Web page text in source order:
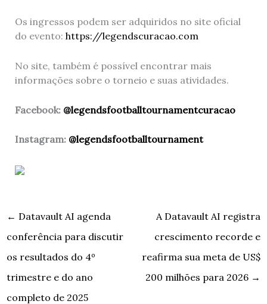
Os ingressos podem ser adquiridos no site oficial
do evento: https://legendscuracao.com
No site, também é possível encontrar mais
informações sobre o torneio e suas atividades.
Facebook: @legendsfootballtournamentcuracao
Instagram: @legendsfootballtournament
← Datavault AI agenda
conferência para discutir
os resultados do 4º
trimestre e do ano
completo de 2025
A Datavault AI registra
crescimento recorde e
reafirma sua meta de US$
200 milhões para 2026 →